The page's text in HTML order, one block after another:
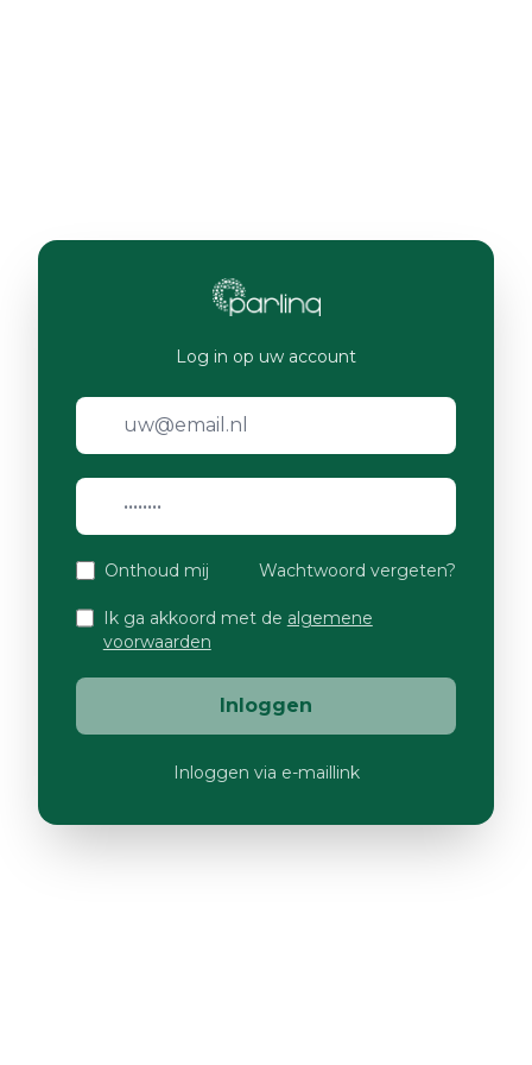
Log in op uw account
Onthoud mij Wachtwoord vergeten?
Ik ga akkoord met de algemene
voorwaarden
Inloggen
Inloggen via e-maillink